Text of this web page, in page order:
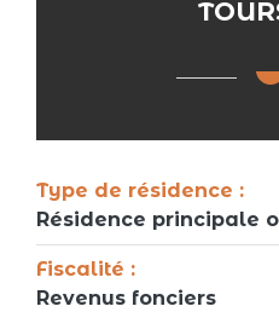
Type de résidence :
Résidence principale
Fiscalité :
Revenus fonciers